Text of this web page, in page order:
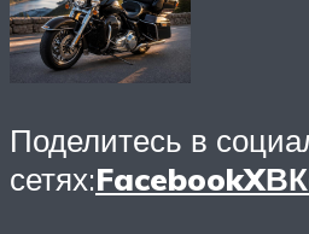
Поделитесь в
сетях:FacebookX